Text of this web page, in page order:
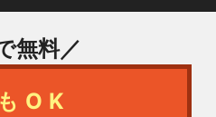
無料／
OK